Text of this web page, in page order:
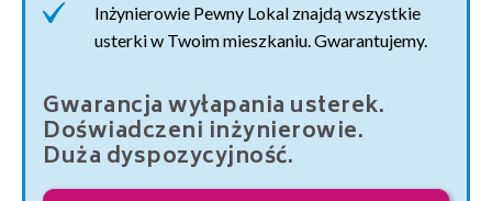
Inżynierowie Pewny Lokal znajdą wszystkie
usterki w Twoim mieszkaniu. Gwarantujemy.
Gwarancja wyłapania usterek.
Doświadczeni inżynierowie.
Duża dyspozycyjność.